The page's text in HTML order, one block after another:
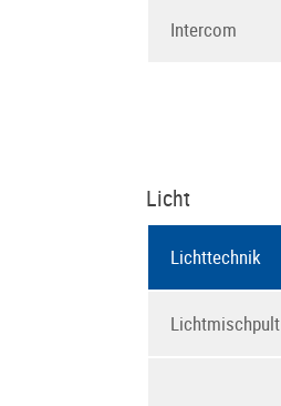
Intercom
Licht
Lichttechnik
Lichtmischpult